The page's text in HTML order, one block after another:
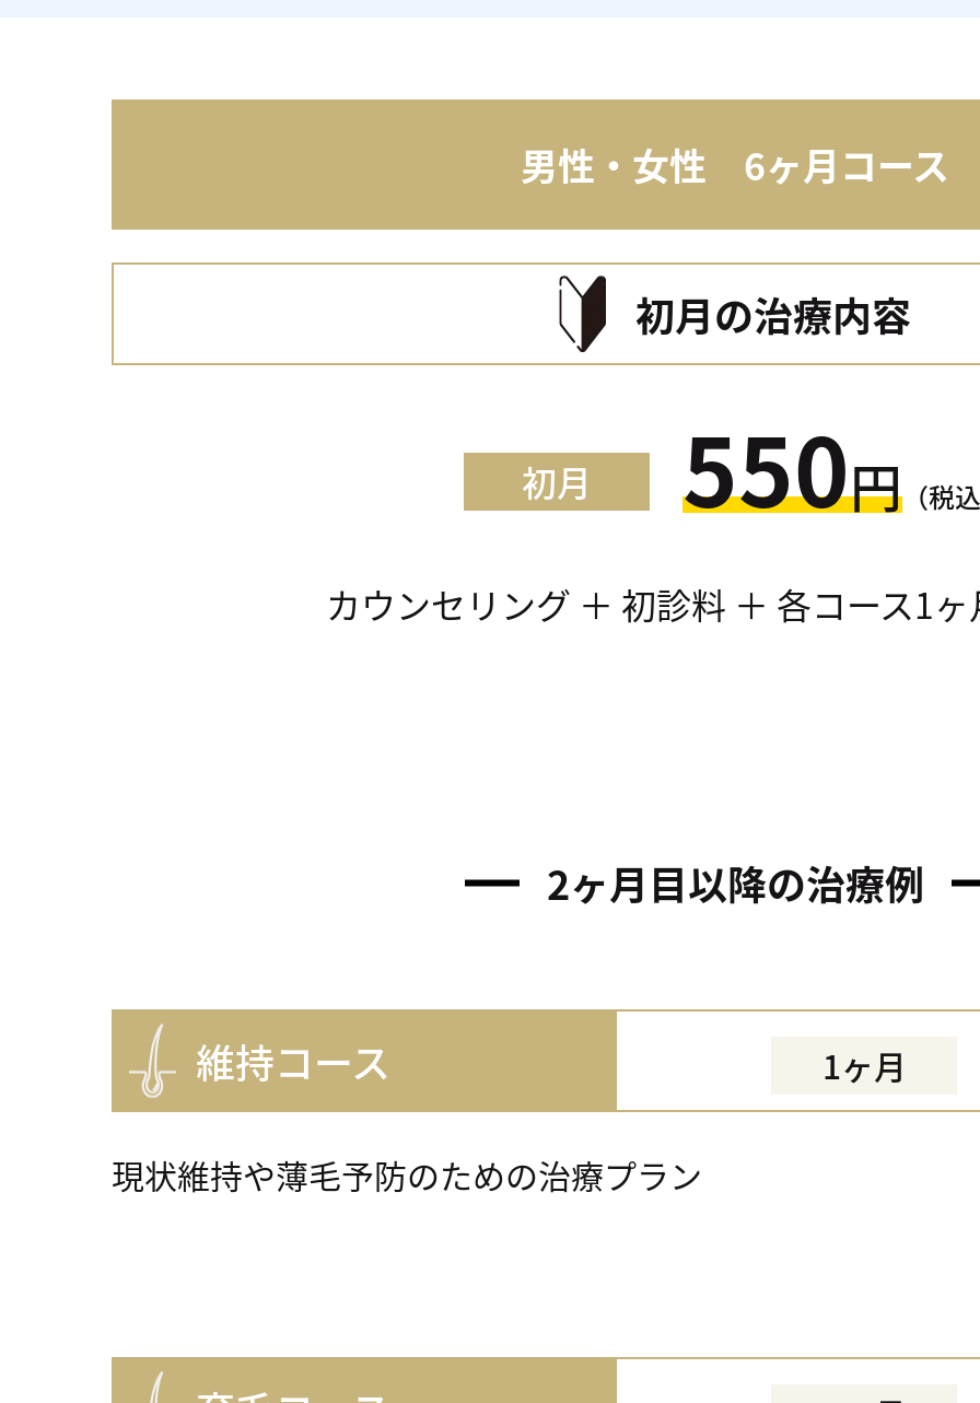
男性・女性 6ヶ月コース
初月の治療内容
初月 550円（税
カウンセリング ＋ 初診料 ＋ 各コース1
2ヶ月目以降の治療例
維持コース 1ヶ月
現状維持や薄毛予防のための治療プラン